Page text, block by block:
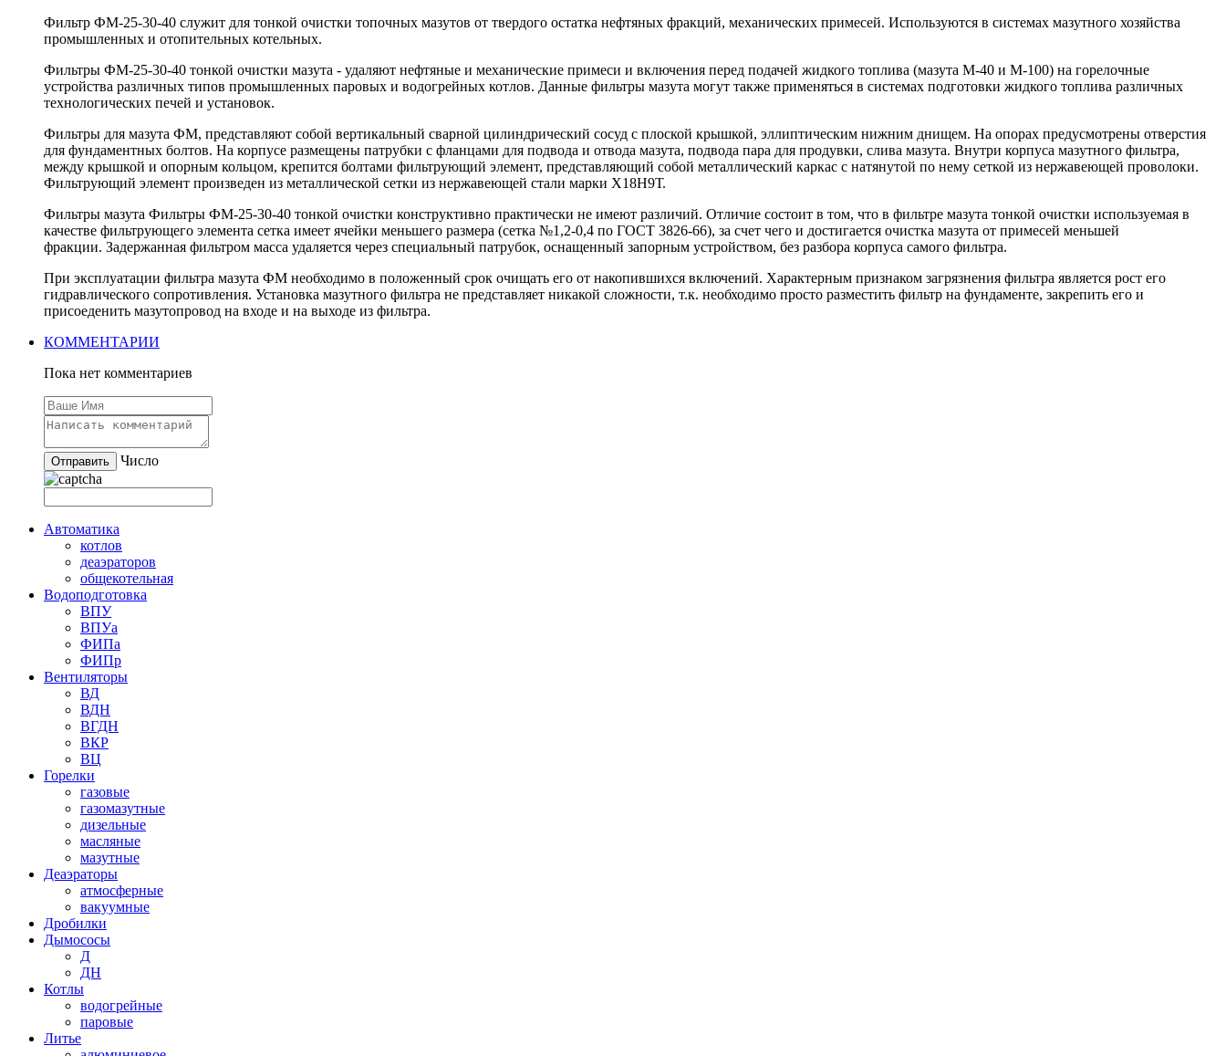
Фильтр ФМ-25-30-40 служит для тонкой очистки топочных мазутов от твердого остатка нефтяных фракций, механических примесей. Используются в системах мазутного хозяйства
промышленных и отопительных котельных.
Фильтры ФМ-25-30-40 тонкой очистки мазута - удаляют нефтяные и механические примеси и включения перед подачей жидкого топлива (мазута М-40 и М-100) на горелочные
устройства различных типов промышленных паровых и водогрейных котлов. Данные фильтры мазута могут также применяться в системах подготовки жидкого топлива различных
технологических печей и установок.
Фильтры для мазута ФМ, представляют собой вертикальный сварной цилиндрический сосуд с плоской крышкой, эллиптическим нижним днищем. На опорах предусмотрены отверстия
для фундаментных болтов. На корпусе размещены патрубки с фланцами для подвода и отвода мазута, подвода пара для продувки, слива мазута. Внутри корпуса мазутного фильтра,
между крышкой и опорным кольцом, крепится болтами фильтрующий элемент, представляющий собой металлический каркас с натянутой по нему сеткой из нержавеющей проволоки.
Фильтрующий элемент произведен из металлической сетки из нержавеющей стали марки Х18Н9Т.
Фильтры мазута Фильтры ФМ-25-30-40 тонкой очистки конструктивно практически не имеют различий. Отличие состоит в том, что в фильтре мазута тонкой очистки используемая в
качестве фильтрующего элемента сетка имеет ячейки меньшего размера (сетка №1,2-0,4 по ГОСТ 3826-66), за счет чего и достигается очистка мазута от примесей меньшей
фракции. Задержанная фильтром масса удаляется через специальный патрубок, оснащенный запорным устройством, без разбора корпуса самого фильтра.
При эксплуатации фильтра мазута ФМ необходимо в положенный срок очищать его от накопившихся включений. Характерным признаком загрязнения фильтра является рост его
гидравлического сопротивления. Установка мазутного фильтра не представляет никакой сложности, т.к. необходимо просто разместить фильтр на фундаменте, закрепить его и
присоеденить мазутопровод на входе и на выходе из фильтра.
КОММЕНТАРИИ
Пока нет комментариев
Число
Автоматика
котлов
деаэраторов
общекотельная
Водоподготовка
ВПУ
ВПУа
ФИПа
ФИПр
Вентиляторы
ВД
ВДН
ВГДН
ВКР
ВЦ
Горелки
газовые
газомазутные
дизельные
масляные
мазутные
Деаэраторы
атмосферные
вакуумные
Дробилки
Дымососы
Д
ДН
Котлы
водогрейные
паровые
Литье